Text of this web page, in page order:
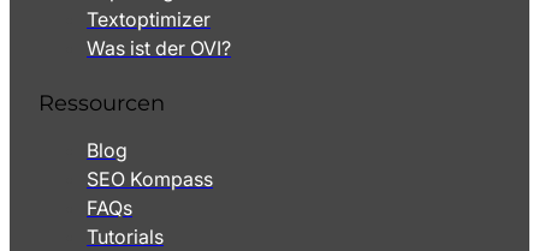
Textoptimizer
Was ist der OVI?
Ressourcen
Blog
SEO Kompass
FAQs
Tutorials